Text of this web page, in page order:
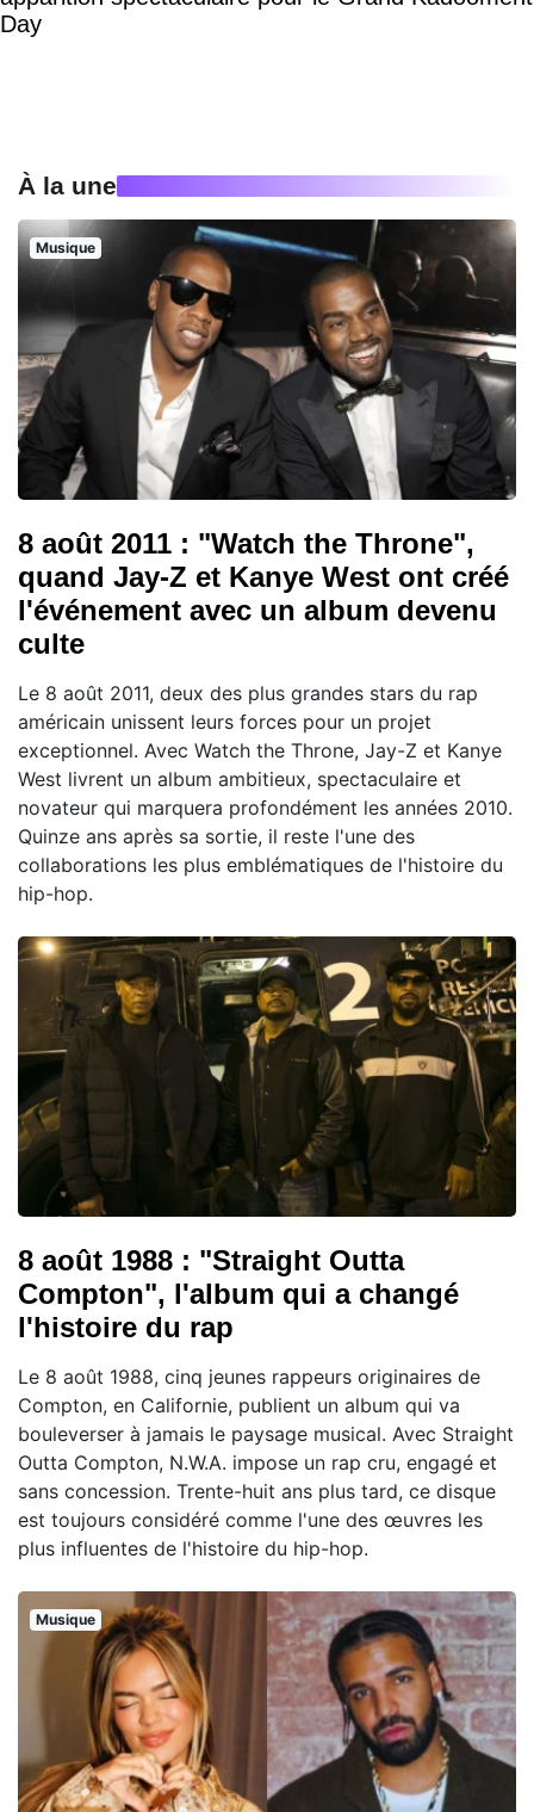
Day
À la une
Musique
8 août 2011 : "Watch the Throne",
quand Jay-Z et Kanye West ont créé
l'événement avec un album devenu
culte
Le 8 août 2011, deux des plus grandes stars du rap
américain unissent leurs forces pour un projet
exceptionnel. Avec Watch the Throne, Jay-Z et Kanye
West livrent un album ambitieux, spectaculaire et
novateur qui marquera profondément les années 2010.
Quinze ans après sa sortie, il reste l'une des
collaborations les plus emblématiques de l'histoire du
hip-hop.
8 août 1988 : "Straight Outta
Compton", l'album qui a changé
l'histoire du rap
Le 8 août 1988, cinq jeunes rappeurs originaires de
Compton, en Californie, publient un album qui va
bouleverser à jamais le paysage musical. Avec Straight
Outta Compton, N.W.A. impose un rap cru, engagé et
sans concession. Trente-huit ans plus tard, ce disque
est toujours considéré comme l'une des œuvres les
plus influentes de l'histoire du hip-hop.
Musique